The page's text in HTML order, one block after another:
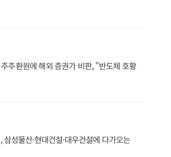
주환원에 해외 증권가 비판, "반도체 호황
성물산·현대건설·대우건설에 다가오는